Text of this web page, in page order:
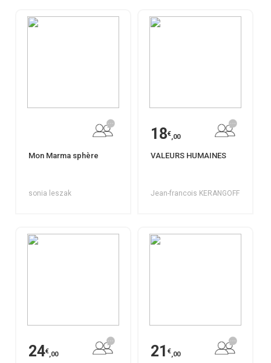
Mon Marma sphère
sonia leszak
18€,00
VALEURS HUMAINES
Jean-francois KERANGOFF
24€,00 21 €,00